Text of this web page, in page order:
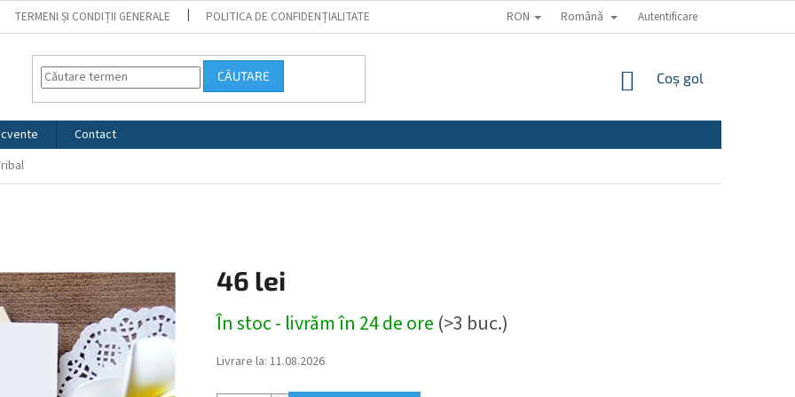
TERMENI ȘI CONDIȚII GENERALE POLITICA DE CONFIDENȚIALITATE RON Română Autentificare
CĂUTARE
COŞ
CUMPĂRĂTURI
Coş gol
Contact
46 lei
Evaluare
preţ:
În stoc - livrăm în 24 de ore (>3 buc.)
Livrare la: 11.08.2026